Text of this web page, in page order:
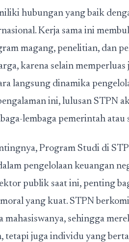
hubungan yang baik
Kerja sama ini
magang, penelitian, dan
karena selain
langsung dinamika
ini, lulusan STPN
lembaga pemerintah atau
Program Studi di
pengelolaan keuangan
publik saat ini, penting
yang kuat. STPN
mahasiswanya, sehingga
tetapi juga individu yang